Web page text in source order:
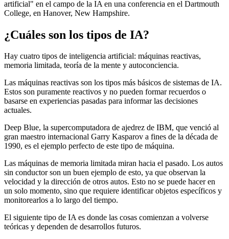
artificial" en el campo de la IA en una conferencia en el Dartmouth
College, en Hanover, New Hampshire.
¿Cuáles son los tipos de IA?
Hay cuatro tipos de inteligencia artificial: máquinas reactivas,
memoria limitada, teoría de la mente y autoconciencia.
Las máquinas reactivas son los tipos más básicos de sistemas de IA.
Estos son puramente reactivos y no pueden formar recuerdos o
basarse en experiencias pasadas para informar las decisiones
actuales.
Deep Blue, la supercomputadora de ajedrez de IBM, que venció al
gran maestro internacional Garry Kasparov a fines de la década de
1990, es el ejemplo perfecto de este tipo de máquina.
Las máquinas de memoria limitada miran hacia el pasado. Los autos
sin conductor son un buen ejemplo de esto, ya que observan la
velocidad y la dirección de otros autos. Esto no se puede hacer en
un solo momento, sino que requiere identificar objetos específicos y
monitorearlos a lo largo del tiempo.
El siguiente tipo de IA es donde las cosas comienzan a volverse
teóricas y dependen de desarrollos futuros.